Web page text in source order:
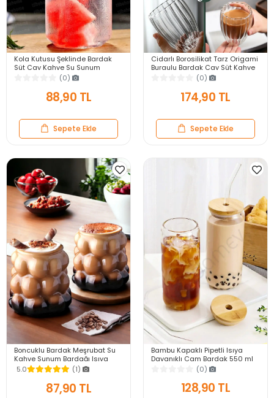
Kola Kutusu Şeklinde Bardak
Süt Çay Kahve Su Sunum
Bardağı Isıya Dayanıklı
Borosilikat Bardak
(0)
88,90 TL
Sepete Ekle
Cidarlı Borosilikat Tarz Origami
Burgulu Bardak Çay Süt Kahve
Kupası Sıcak Soğuk İçecek
(0)
174,90 TL
Sepete Ekle
Boncuklu Bardak Meşrubat Su
Kahve Sunum Bardağı Isıya
Dayanıklı Borosilikat Cam Retro
Bardak
5.0 (1)
87,90 TL
Bambu Kapaklı Pipetli Isıya
Dayanıklı Cam Bardak 550 ml
Kola Kutu Şekilli Kahve Sunum
(0)
128,90 TL